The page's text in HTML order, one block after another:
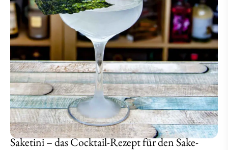
Saketini – das Cocktail-Rezept für den Sake-